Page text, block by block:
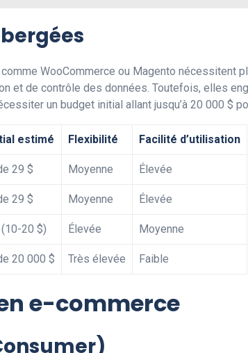
WooCommerce ou Magento
et de contrôle des données. Toutefois, elles
un budget initial allant jusqu’à 20 000 $
estimé Flexibilité Facilité d’utilisation
29 $ Moyenne Élevée
29 $ Moyenne Élevée
20 $) Élevée Moyenne
20 000 $ Très élevée Faible
e-commerce